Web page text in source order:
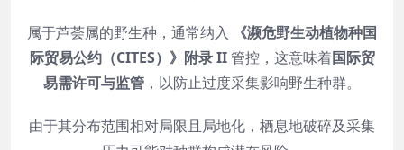
属于芦荟属的野生种，通常纳入
《濒危野生动植物种国
际贸易公约（CITES）》附录 II管控，这意味着国际贸
易需许可与监管 ，以防止过度采集影响野生种群。
由于其分布范围相对局限且局地化，栖息地破碎及采集